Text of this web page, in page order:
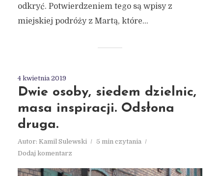
odkryć. Potwierdzeniem tego są wpisy z
miejskiej podróży z Martą, które...
4 kwietnia 2019
Dwie osoby, siedem dzielnic,
masa inspiracji. Odsłona
druga.
Autor: Kamil Sulewski
5 min czytania
Dodaj komentarz